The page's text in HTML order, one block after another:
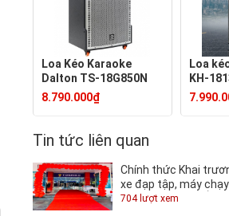
Loa Kéo Karaoke
Dalton TS-18G850N
8.790.000₫
Loa
KH-
Tin tức liên quan
Chính thức Khai
xe đạp tập, máy
TOSHIKO tại QUỐC
704 lượt xem